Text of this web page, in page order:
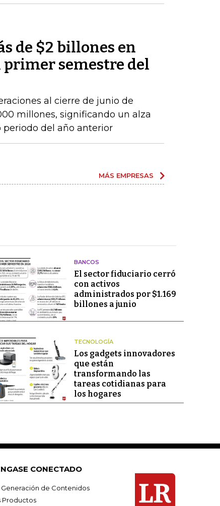
de $2 billones en
semestre del
al cierre de junio de
millones, significando un alza
periodo del año anterior
MÁS EMPRESAS
BANCOS
El sector fiduciario cerró
con activos
administrados por $1.169
billones a junio
TECNOLOGÍA
Los gadgets innovadores
que están
transformando las
tareas cotidianas para
los hogares
CONECTADO
Generación de Contenidos
Productos